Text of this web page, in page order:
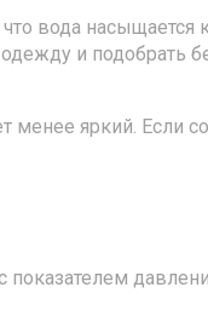
вода насыщается
и подобрать
менее яркий. Если